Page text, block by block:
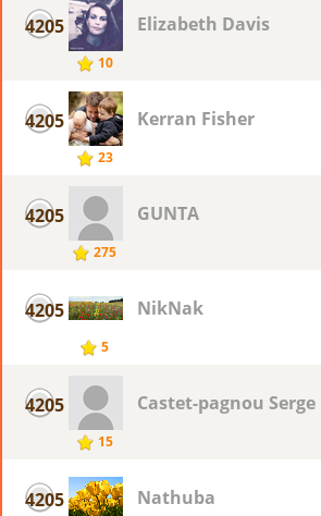
4205
10
Elizabeth Davis
4205
23
Kerran Fisher
4205
275
GUNTA
4205
5
NikNak
4205
15
Castet-pagnou Serge
4205 Nathuba